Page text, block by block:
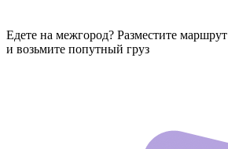
Едете на межгород? Разместите маршрут
и возьмите попутный груз